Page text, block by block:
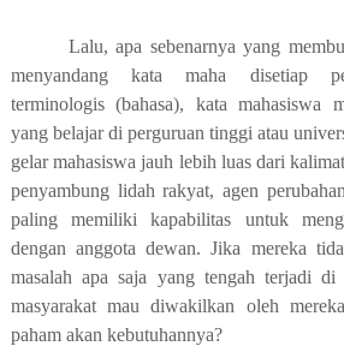
Lalu, apa sebenarnya yang
menyandang kata maha disetiap
terminologis (bahasa), kata mahasiswa
yang belajar di perguruan tinggi atau
gelar mahasiswa jauh lebih luas dari
penyambung lidah rakyat, agen
paling memiliki kapabilitas untuk
dengan anggota dewan. Jika mereka
masalah apa saja yang tengah terjadi di
masyarakat mau diwakilkan oleh
paham akan kebutuhannya?